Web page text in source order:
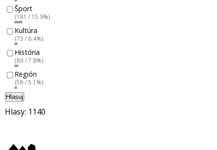
Šport
(181 / 15.9%)
Kultúra
(73 / 6.4%)
História
(89 / 7.8%)
Región
(58 / 5.1%)
Hlasuj
Hlasy: 1140